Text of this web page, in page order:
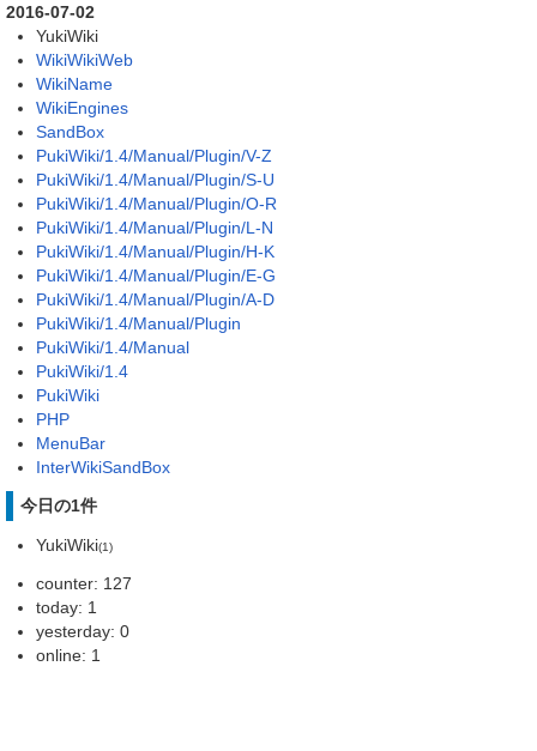
2016-07-02
YukiWiki
WikiWikiWeb
WikiName
WikiEngines
SandBox
PukiWiki/1.4/Manual/Plugin/V-Z
PukiWiki/1.4/Manual/Plugin/S-U
PukiWiki/1.4/Manual/Plugin/O-R
PukiWiki/1.4/Manual/Plugin/L-N
PukiWiki/1.4/Manual/Plugin/H-K
PukiWiki/1.4/Manual/Plugin/E-G
PukiWiki/1.4/Manual/Plugin/A-D
PukiWiki/1.4/Manual/Plugin
PukiWiki/1.4/Manual
PukiWiki/1.4
PukiWiki
PHP
MenuBar
InterWikiSandBox
今日の1件
YukiWiki(1)
counter: 127
today: 1
yesterday: 0
online: 1